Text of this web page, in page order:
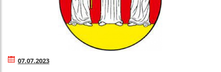
07.07.2023